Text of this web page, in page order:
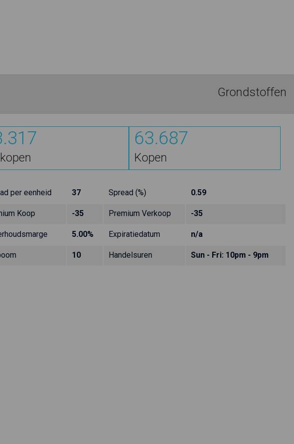
Grondstoffen
63.687
Kopen
per eenheid 37 Spread (%) 0.59
Koop -35 Premium Verkoop -35
5.00% Expiratiedatum n/a
10 Handelsuren Sun - Fri: 10pm - 9pm